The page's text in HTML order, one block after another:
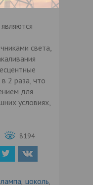
света,
2 раза, что
для
условиях,
8194
, цоколь,